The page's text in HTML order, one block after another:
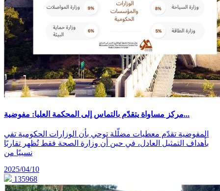
مركز مساواة يتقدّم بالتماس إلى المحكمة العليا: مفوضية...
المفوضية تقدّم معطيات مضلّلة توحي بأن الوزارات الحكومية تفي
بأهداف التمثيل العادل، في حين أن وزارة الصحة فقط تُظهر تقاربًا
نسبيًا من
2025/04/10
135968